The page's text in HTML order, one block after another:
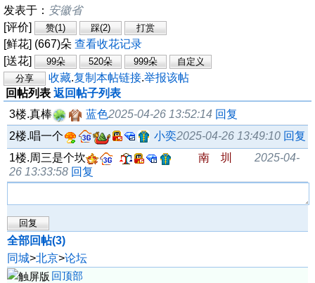
发表于： 安徽省
[评价]
[鲜花] (667)朵 查看收花记录
[送花]
收藏.复制本帖链接.举报该帖
回帖列表 返回帖子列表
3楼.真棒
蓝色2025-04-26 13:52:14 回复
2楼.唱一个
小奕2025-04-26 13:49:10 回复
1楼.周三是个坎
南 圳 2025-04-
26 13:33:58 回复
全部回帖(3)
同城>北京>论坛
回顶部